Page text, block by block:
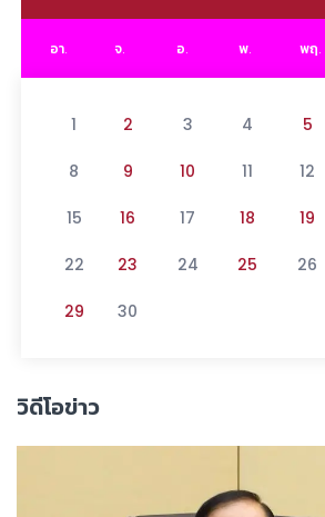
อา. จ. อ. พ. พฤ.
1 2 3 4 5
8 9 10 11 12
15 16 17 18 19
22 23 24 25 26
29 30
วิดีโอข่าว